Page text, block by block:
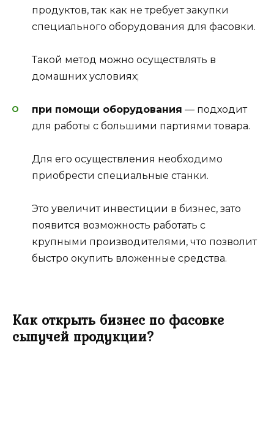
продуктов, так как не требует закупки
специального оборудования для фасовки.
Такой метод можно осуществлять в
домашних условиях;
при помощи оборудования — подходит
для работы с большими партиями товара.
Для его осуществления необходимо
приобрести специальные станки.
Это увеличит инвестиции в бизнес, зато
появится возможность работать с
крупными производителями, что позволит
быстро окупить вложенные средства.
Как открыть бизнес по фасовке
сыпучей продукции?